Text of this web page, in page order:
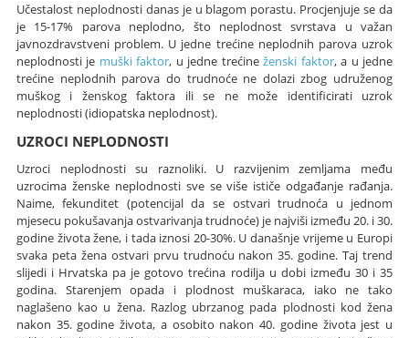
Učestalost neplodnosti danas je u blagom porastu. Procjenjuje se da
je 15-17% parova neplodno, što neplodnost svrstava u važan
javnozdravstveni problem. U jedne trećine neplodnih parova uzrok
neplodnosti je muški faktor, u jedne trećineženski faktor, a u jedne
trećine neplodnih parova do trudnoće ne dolazi zbog udruženog
muškog i ženskog faktora ili se ne može identificirati uzrok
neplodnosti (idiopatska neplodnost).
UZROCI NEPLODNOSTI
Uzroci neplodnosti su raznoliki. U razvijenim zemljama među
uzrocima ženske neplodnosti sve se više ističe odgađanje rađanja.
Naime, fekunditet (potencijal da se ostvari trudnoća u jednom
mjesecu pokušavanja ostvarivanja trudnoće) je najviši između 20. i 30.
godine života žene, i tada iznosi 20-30%. U današnje vrijeme u Europi
svaka peta žena ostvari prvu trudnoću nakon 35. godine. Taj trend
slijedi i Hrvatska pa je gotovo trećina rodilja u dobi između 30 i 35
godina. Starenjem opada i plodnost muškaraca, iako ne tako
naglašeno kao u žena. Razlog ubrzanog pada plodnosti kod žena
nakon 35. godine života, a osobito nakon 40. godine života jest u